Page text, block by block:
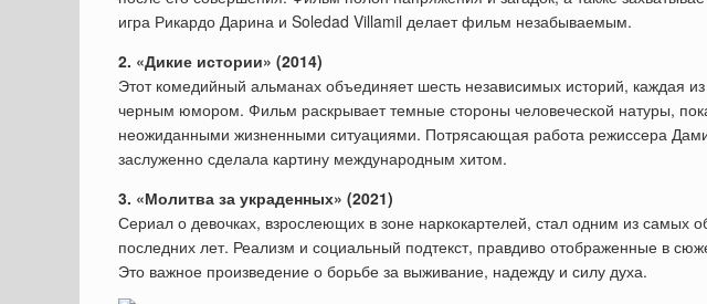
игра Рикардо Дарина и Soledad Villamil делает фильм незабываемым.
2. «Дикие истории» (2014)
Этот комедийный альманах объединяет шесть независимых историй, каждая
черным юмором. Фильм раскрывает темные стороны человеческой натуры,
неожиданными жизненными ситуациями. Потрясающая работа режиссера
заслуженно сделала картину международным хитом.
3. «Молитва за украденных» (2021)
Сериал о девочках, взрослеющих в зоне наркокартелей, стал одним из самых
последних лет. Реализм и социальный подтекст, правдиво отображенные в
Это важное произведение о борьбе за выживание, надежду и силу духа.